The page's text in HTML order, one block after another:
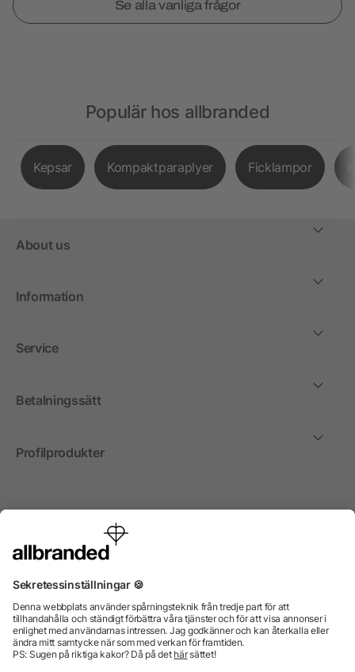
Se alla vanliga frågor
Populär hos allbranded
Kepsar Kompaktparaplyer Ficklampor
About us
Information
Service
Betalningssätt
Profilprodukter
Internationellt